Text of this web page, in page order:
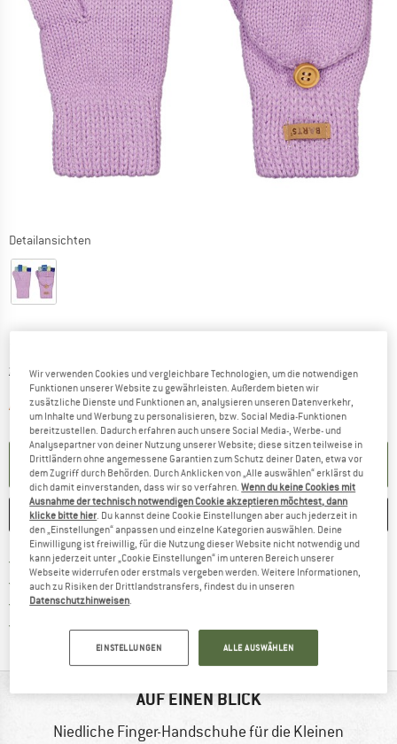
Detailansichten
zzgl. VersandkostenInformationen zu den Versandkosten. Öffnet sich in
Artikel zur Zeit leider ausverkauftDer Link öffnet sich in einer Infobox
BENACHRICHTIGUNG EINRICHTEN
MERKEN VERGLEICHEN
Portofrei ab 69 € (AT)Finde mehr Informationen zu den
100 Tage RückgaberechtGehe hier zu den Rückgabe-
Kauf auf Rechnung
Trusted Shops Käuferschutz
AUF EINEN BLICK
Niedliche Finger-Handschuhe für die Kleinen
Wir verwenden Cookies und vergleichbare Technologien, um die notwendigen
Funktionen unserer Website zu gewährleisten. Außerdem bieten wir
zusätzliche Dienste und Funktionen an, analysieren unseren Datenverkehr,
um Inhalte und Werbung zu personalisieren, bzw. Social Media-Funktionen
bereitzustellen. Dadurch erfahren auch unsere Social Media-, Werbe- und
Analysepartner von deiner Nutzung unserer Website; diese sitzen teilweise in
Drittländern ohne angemessene Garantien zum Schutz deiner Daten, etwa vor
dem Zugriff durch Behörden. Durch Anklicken von „Alle auswählen“ erklärst du
dich damit einverstanden, dass wir so verfahren.Wenn du keine Cookies mit
Ausnahme der technisch notwendigen Cookie akzeptieren möchtest, dann
klicke bitte hier . Du kannst deine Cookie Einstellungen aber auch jederzeit in
den „Einstellungen“ anpassen und einzelne Kategorien auswählen. Deine
Einwilligung ist freiwillig, für die Nutzung dieser Website nicht notwendig und
kann jederzeit unter „Cookie Einstellungen“ im unteren Bereich unserer
Webseite widerrufen oder erstmals vergeben werden. Weitere Informationen,
auch zu Risiken der Drittlandstransfers, findest du in unseren
Datenschutzhinweisen
EINSTELLUNGEN ALLE AUSWÄHLEN